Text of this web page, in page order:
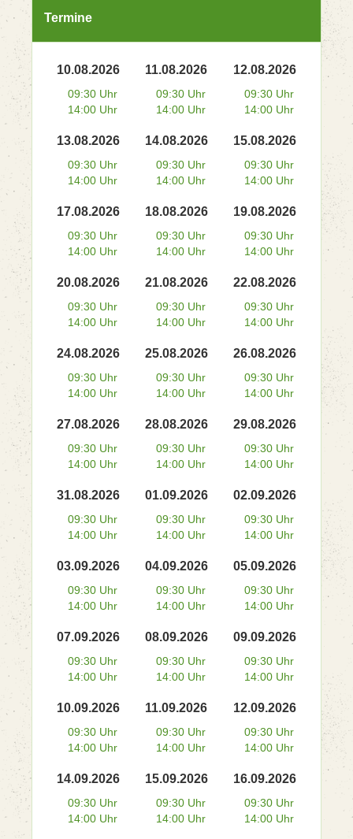
Termine
10.08.2026
09:30 Uhr
14:00 Uhr
11.08.2026
09:30 Uhr
14:00 Uhr
12.08.2026
09:30 Uhr
14:00 Uhr
13.08.2026
09:30 Uhr
14:00 Uhr
14.08.2026
09:30 Uhr
14:00 Uhr
15.08.2026
09:30 Uhr
14:00 Uhr
17.08.2026
09:30 Uhr
14:00 Uhr
18.08.2026
09:30 Uhr
14:00 Uhr
19.08.2026
09:30 Uhr
14:00 Uhr
20.08.2026
09:30 Uhr
14:00 Uhr
21.08.2026
09:30 Uhr
14:00 Uhr
22.08.2026
09:30 Uhr
14:00 Uhr
24.08.2026
09:30 Uhr
14:00 Uhr
25.08.2026
09:30 Uhr
14:00 Uhr
26.08.2026
09:30 Uhr
14:00 Uhr
27.08.2026
09:30 Uhr
14:00 Uhr
28.08.2026
09:30 Uhr
14:00 Uhr
29.08.2026
09:30 Uhr
14:00 Uhr
31.08.2026
09:30 Uhr
14:00 Uhr
01.09.2026
09:30 Uhr
14:00 Uhr
02.09.2026
09:30 Uhr
14:00 Uhr
03.09.2026
09:30 Uhr
14:00 Uhr
04.09.2026
09:30 Uhr
14:00 Uhr
05.09.2026
09:30 Uhr
14:00 Uhr
07.09.2026
09:30 Uhr
14:00 Uhr
08.09.2026
09:30 Uhr
14:00 Uhr
09.09.2026
09:30 Uhr
14:00 Uhr
10.09.2026
09:30 Uhr
14:00 Uhr
11.09.2026
09:30 Uhr
14:00 Uhr
12.09.2026
09:30 Uhr
14:00 Uhr
14.09.2026
09:30 Uhr
14:00 Uhr
15.09.2026
09:30 Uhr
14:00 Uhr
16.09.2026
09:30 Uhr
14:00 Uhr